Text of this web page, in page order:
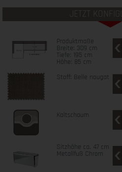
JETZT
Produktmaße
Breite: 309 cm
Tiefe: 195 cm
Höhe: 85 cm
Stoff: Belle nougat
Kaltschaum
Sitzhöhe ca. 47 cm
Metallfuß Chrom